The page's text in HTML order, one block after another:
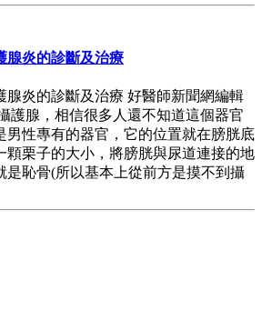
腺炎的診斷及治療
腺炎的診斷及治療 好醫師新聞網編輯
腺，相信很多人還不知道這個器官
男性專有的器官，它的位置就在膀胱底
顆栗子的大小，將膀胱與尿道連接的地
是恥骨(所以基本上從前方是摸不到攝